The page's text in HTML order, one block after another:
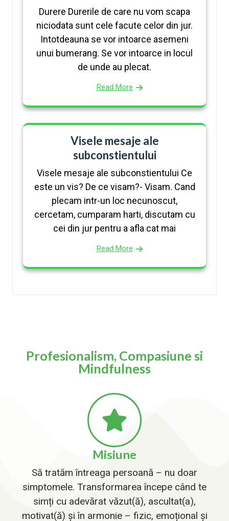
Durere Durerile de care nu vom scapa
niciodata sunt cele facute celor din jur.
Intotdeauna se vor intoarce asemeni
unui bumerang. Se vor intoarce in locul
de unde au plecat.
Read More
Visele mesaje ale
subconstientului
Visele mesaje ale subconstientului Ce
este un vis? De ce visam?- Visam. Cand
plecam intr-un loc necunoscut,
cercetam, cumparam harti, discutam cu
cei din jur pentru a afla cat mai
Read More
Profesionalism, Compasiune si
Mindfulness
Misiune
Să tratăm întreaga persoană – nu doar
simptomele. Transformarea începe când te
simți cu adevărat văzut(ă), ascultat(a),
motivat(ă) și în armonie – fizic, emoțional și